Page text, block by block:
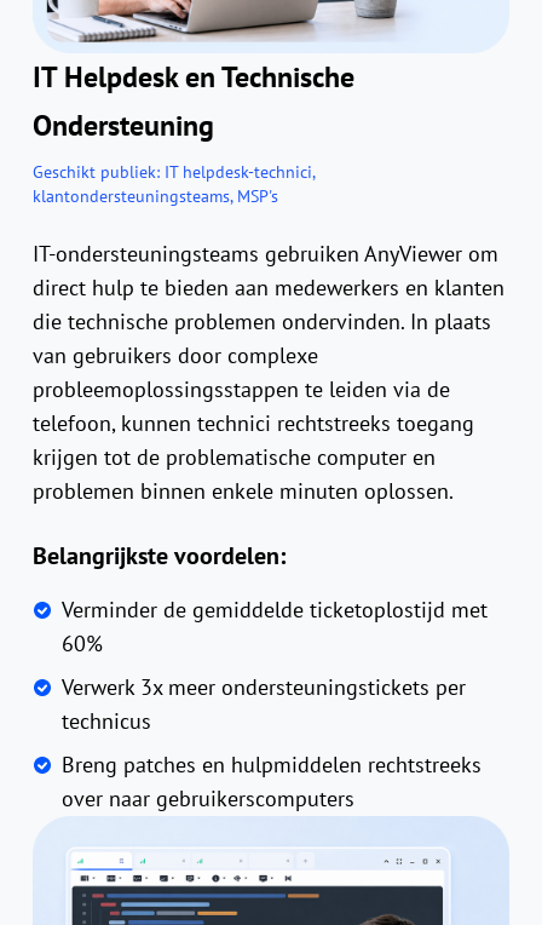
IT Helpdesk en Technische
Ondersteuning
Geschikt publiek:IT helpdesk-technici,
klantondersteuningsteams, MSP's
IT-ondersteuningsteams gebruiken AnyViewer om
direct hulp te bieden aan medewerkers en klanten
die technische problemen ondervinden. In plaats
van gebruikers door complexe
probleemoplossingsstappen te leiden via de
telefoon, kunnen technici rechtstreeks toegang
krijgen tot de problematische computer en
problemen binnen enkele minuten oplossen.
Belangrijkste voordelen:
Verminder de gemiddelde ticketoplostijd met
60%
Verwerk 3x meer ondersteuningstickets per
technicus
Breng patches en hulpmiddelen rechtstreeks
over naar gebruikerscomputers